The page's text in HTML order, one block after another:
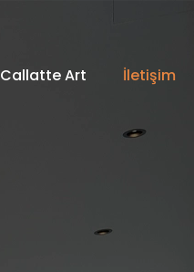
Callatte Art İletişim